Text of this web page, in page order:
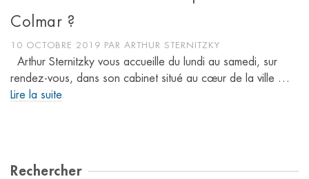
Colmar ?
10 OCTOBRE 2019 PAR ARTHUR STERNITZKY
Arthur Sternitzky vous accueille du lundi au samedi, sur
rendez-vous, dans son cabinet situé au cœur de la ville …
Lire la suite
Rechercher